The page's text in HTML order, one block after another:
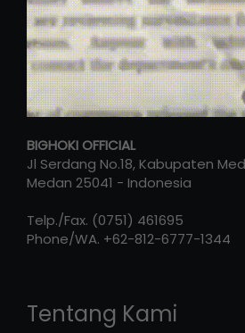
BIGHOKI OFFICIAL
Jl Serdang No.18, Kabupaten
Medan 25041 - Indonesia
Telp./Fax. (0751) 461695
Phone/WA. +62-812-6777-1344
Tentang Kami